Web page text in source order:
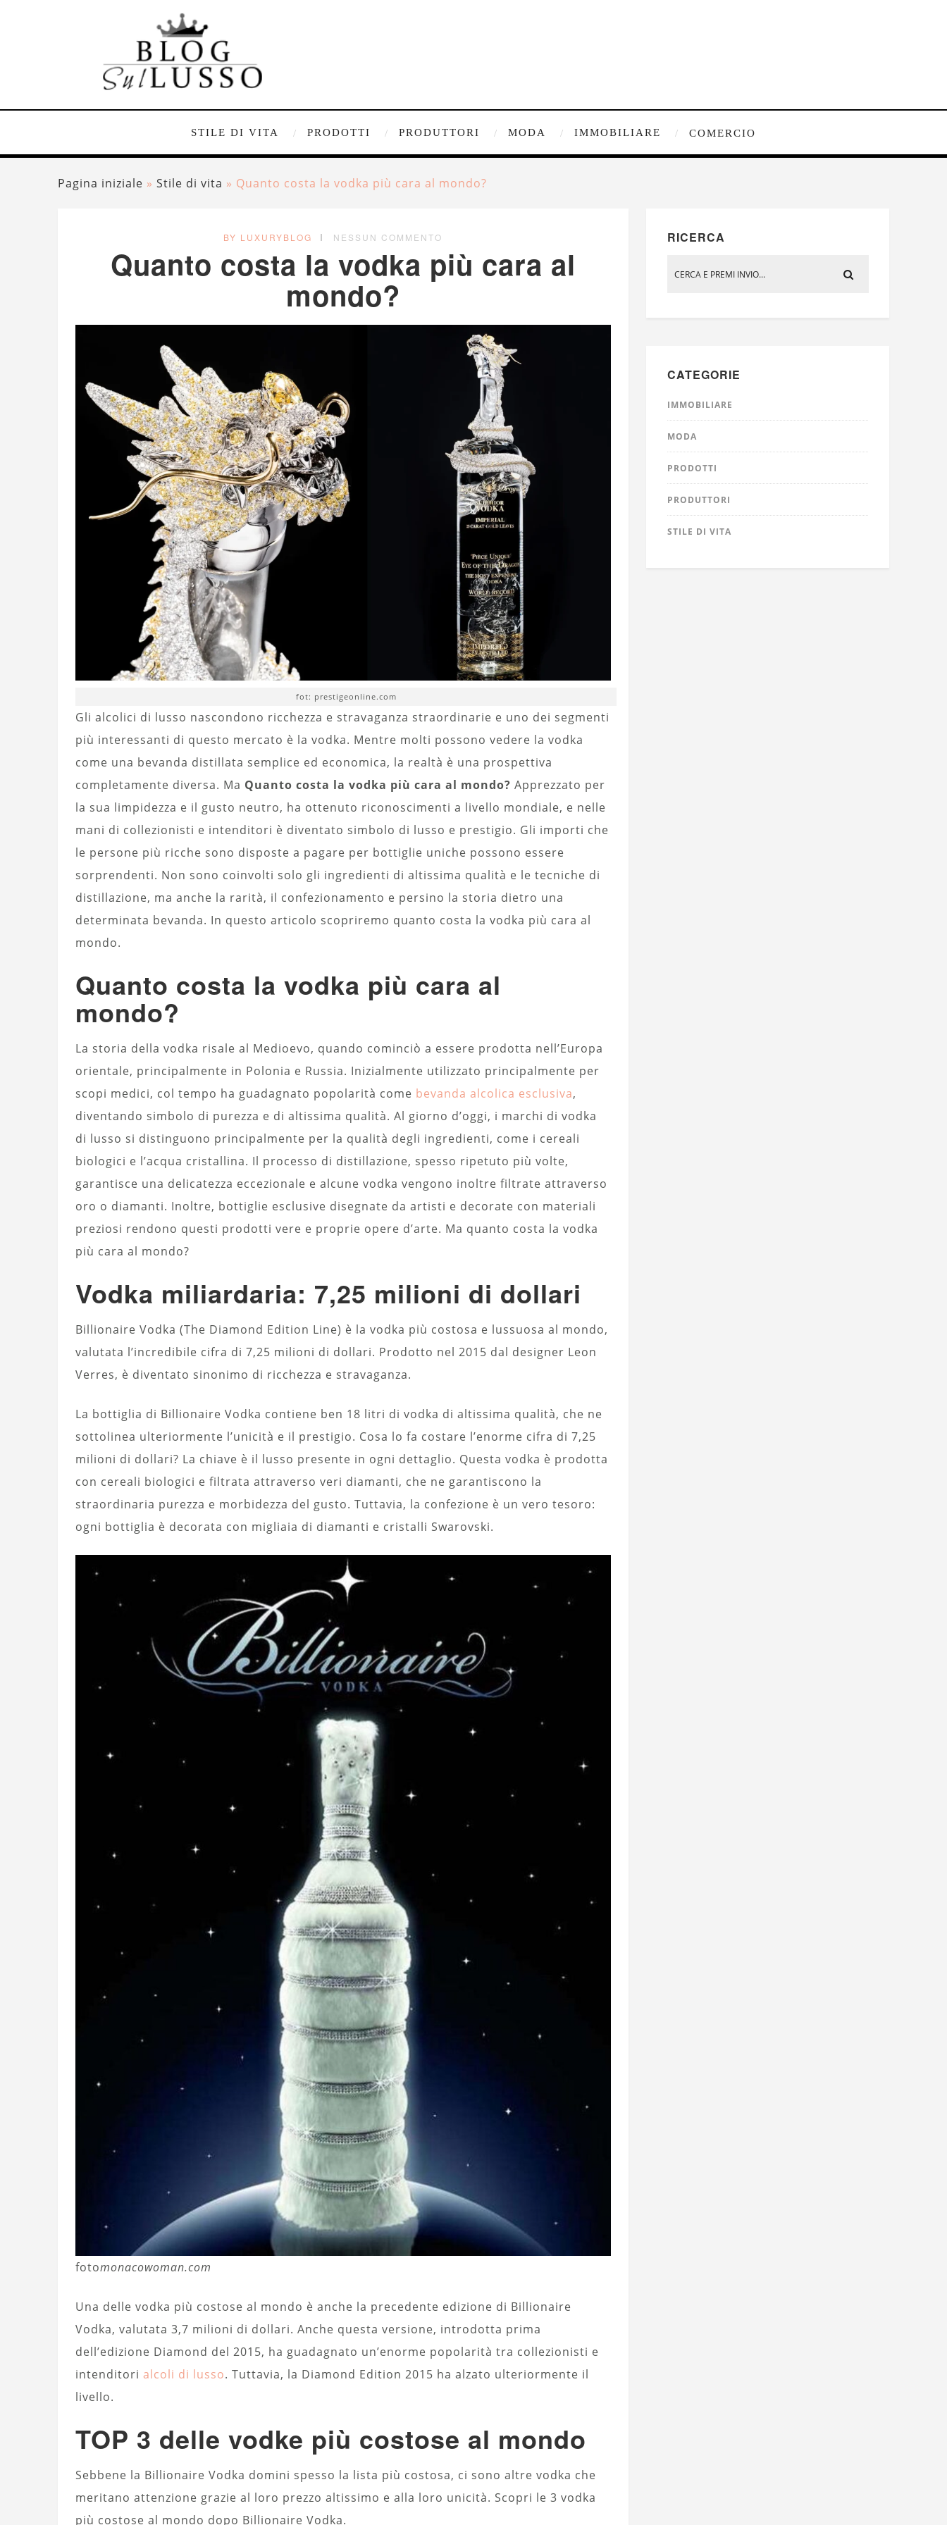
STILE DI VITA PRODOTTI PRODUTTORI MODA IMMOBILIARE COMERCIO
Pagina iniziale » Stile di vita » Quanto costa la vodka più cara al mondo?
BY LUXURYBLOG NESSUN COMMENTO
Quanto costa la vodka più cara al
mondo?
fot: prestigeonline.com
Gli alcolici di lusso nascondono ricchezza e stravaganza straordinarie e uno dei segmenti
più interessanti di questo mercato è la vodka. Mentre molti possono vedere la vodka
come una bevanda distillata semplice ed economica, la realtà è una prospettiva
completamente diversa. Ma Quanto costa la vodka più cara al mondo? Apprezzato per
la sua limpidezza e il gusto neutro, ha ottenuto riconoscimenti a livello mondiale, e nelle
mani di collezionisti e intenditori è diventato simbolo di lusso e prestigio. Gli importi che
le persone più ricche sono disposte a pagare per bottiglie uniche possono essere
sorprendenti. Non sono coinvolti solo gli ingredienti di altissima qualità e le tecniche di
distillazione, ma anche la rarità, il confezionamento e persino la storia dietro una
determinata bevanda. In questo articolo scopriremo quanto costa la vodka più cara al
mondo.
Quanto costa la vodka più cara al
mondo?
La storia della vodka risale al Medioevo, quando cominciò a essere prodotta nell’Europa
orientale, principalmente in Polonia e Russia. Inizialmente utilizzato principalmente per
scopi medici, col tempo ha guadagnato popolarità come bevanda alcolica esclusiva,
diventando simbolo di purezza e di altissima qualità. Al giorno d’oggi, i marchi di vodka
di lusso si distinguono principalmente per la qualità degli ingredienti, come i cereali
biologici e l’acqua cristallina. Il processo di distillazione, spesso ripetuto più volte,
garantisce una delicatezza eccezionale e alcune vodka vengono inoltre filtrate attraverso
oro o diamanti. Inoltre, bottiglie esclusive disegnate da artisti e decorate con materiali
preziosi rendono questi prodotti vere e proprie opere d’arte. Ma quanto costa la vodka
più cara al mondo?
Vodka miliardaria: 7,25 milioni di dollari
Billionaire Vodka (The Diamond Edition Line) è la vodka più costosa e lussuosa al mondo,
valutata l’incredibile cifra di 7,25 milioni di dollari. Prodotto nel 2015 dal designer Leon
Verres, è diventato sinonimo di ricchezza e stravaganza.
La bottiglia di Billionaire Vodka contiene ben 18 litri di vodka di altissima qualità, che ne
sottolinea ulteriormente l’unicità e il prestigio. Cosa lo fa costare l’enorme cifra di 7,25
milioni di dollari? La chiave è il lusso presente in ogni dettaglio. Questa vodka è prodotta
con cereali biologici e filtrata attraverso veri diamanti, che ne garantiscono la
straordinaria purezza e morbidezza del gusto. Tuttavia, la confezione è un vero tesoro:
ogni bottiglia è decorata con migliaia di diamanti e cristalli Swarovski.
fotomonacowoman.com
Una delle vodka più costose al mondo è anche la precedente edizione di Billionaire
Vodka, valutata 3,7 milioni di dollari. Anche questa versione, introdotta prima
dell’edizione Diamond del 2015, ha guadagnato un’enorme popolarità tra collezionisti e
intenditori alcoli di lusso. Tuttavia, la Diamond Edition 2015 ha alzato ulteriormente il
livello.
TOP 3 delle vodke più costose al mondo
Sebbene la Billionaire Vodka domini spesso la lista più costosa, ci sono altre vodka che
meritano attenzione grazie al loro prezzo altissimo e alla loro unicità. Scopri le 3 vodka
più costose al mondo dopo Billionaire Vodka.
RICERCA
CATEGORIE
IMMOBILIARE
MODA
PRODOTTI
PRODUTTORI
STILE DI VITA